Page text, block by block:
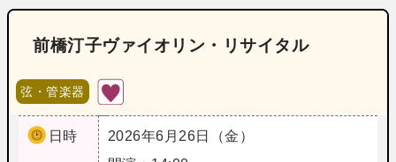
前橋汀子ヴァイオリン・リサイタル
弦・管楽器
日時
2026年6月26日（金）